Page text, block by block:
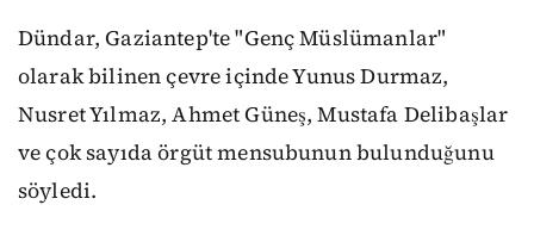
Dündar, Gaziantep'te "Genç Müslümanlar"
olarak bilinen çevre içinde Yunus Durmaz,
Nusret Yılmaz, Ahmet Güneş, Mustafa Delibaşlar
ve çok sayıda örgüt mensubunun bulunduğunu
söyledi.